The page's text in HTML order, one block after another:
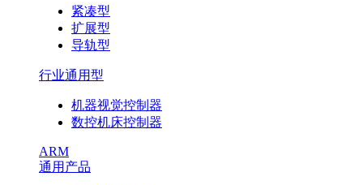
紧凑型
扩展型
导轨型
行业通用型
机器视觉控制器
数控机床控制器
ARM
通用产品